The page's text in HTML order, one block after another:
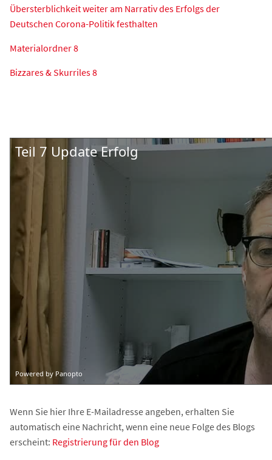
Übersterblichkeit weiter am Narrativ des Erfolgs der
Deutschen Corona-Politik festhalten
Materialordner 8
Bizzares & Skurriles 8
Wenn Sie hier Ihre E-Mailadresse angeben, erhalten Sie
automatisch eine Nachricht, wenn eine neue Folge des Blogs
erscheint: Registrierung für den Blog